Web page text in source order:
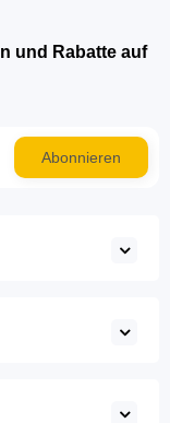
und Rabatte auf
Abonnieren